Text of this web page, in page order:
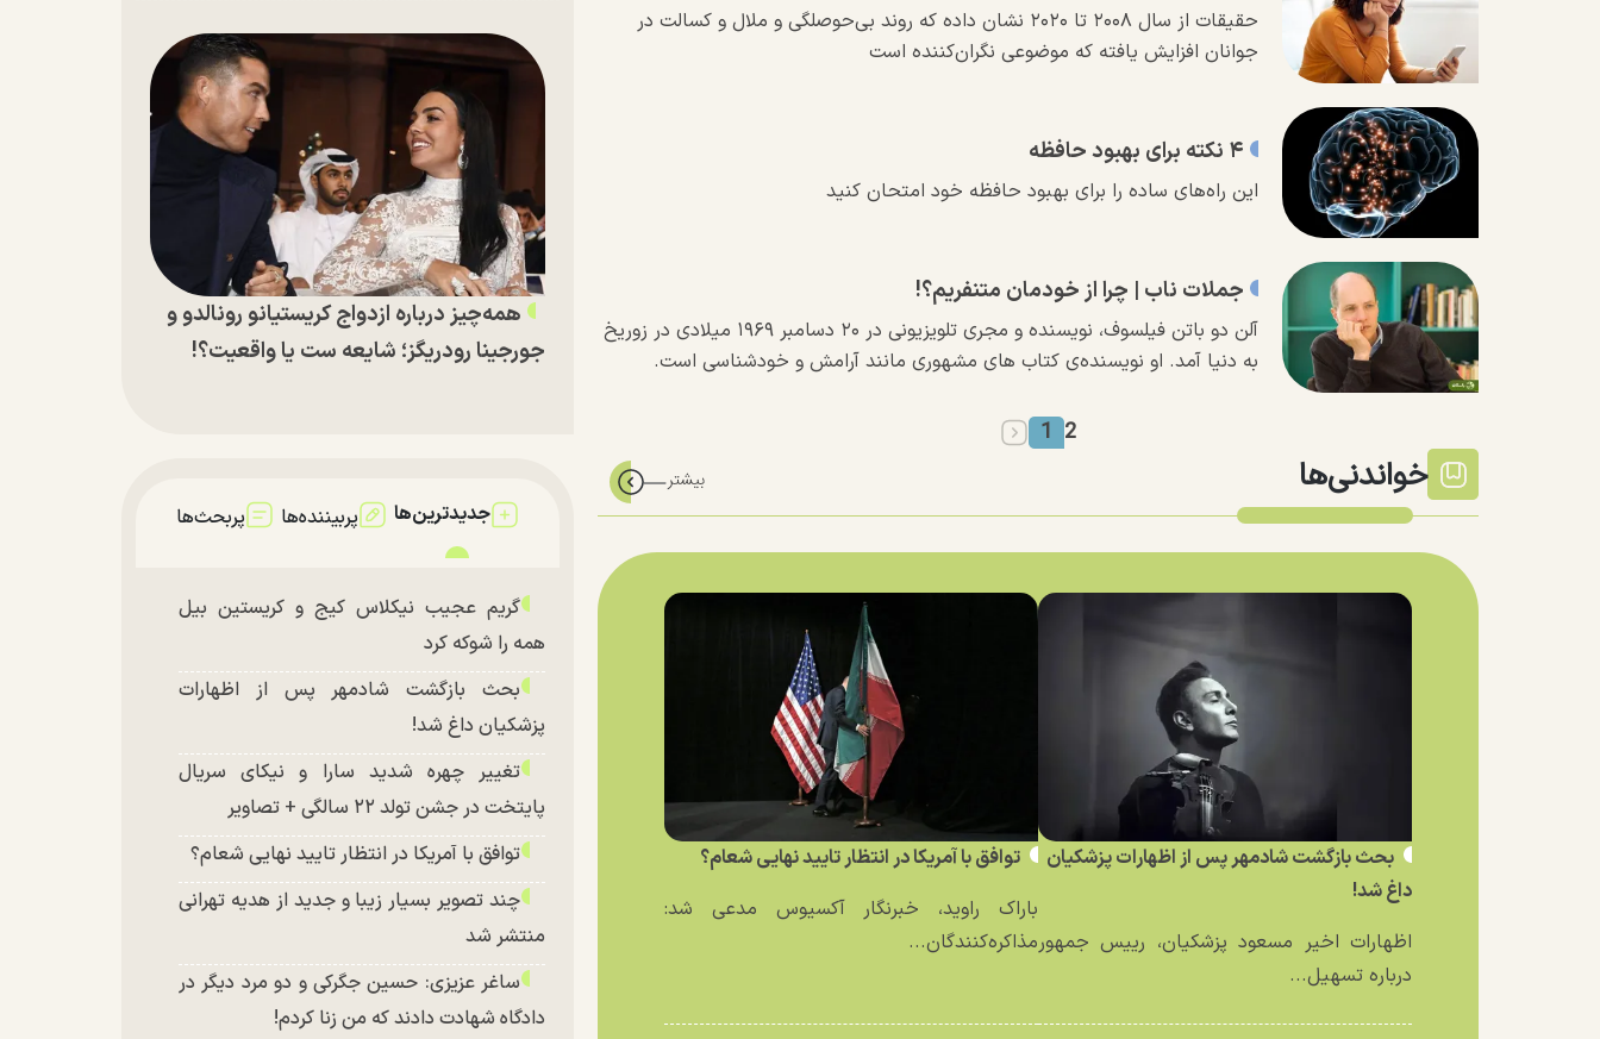
حقیقات از سال ۲۰۰۸ تا ۲۰۲۰ نشان داده که روند بی‌حوصلگی و ملال و کسالت در
جوانان افزایش یافته که موضوعی نگران‌کننده است
۴ نکته برای بهبود حافظه
این راه‌های ساده را برای بهبود حافظه خود امتحان کنید
جملات ناب | چرا از خودمان متنفریم؟!
آلن دو باتن فیلسوف، نویسنده و مجری تلویزیونی در ۲۰ دسامبر ۱۹۶۹ میلادی در زوریخ
به دنیا آمد. او نویسنده‌ی کتاب های مشهوری مانند آرامش و خودشناسی است.
1 2
خواندنی‌ها
بحث بازگشت شادمهر پس از اظهارات پزشکیان
داغ شد!
اظهارات اخیر مسعود پزشکیان، رییس جمهور
درباره تسهیل...
توافق با آمریکا در انتظار تایید نهایی شعام؟
باراک راوید، خبرنگار آکسیوس مدعی شد:
مذاکره‌کنندگان...
همه‌چیز درباره ازدواج کریستیانو رونالدو و
جورجینا رودریگز؛ شایعه ست یا واقعیت؟!
جدیدترین‌ها پربیننده‌ها پربحث‌ها
گریم عجیب نیکلاس کیج و کریستین بیل
همه را شوکه کرد
بحث بازگشت شادمهر پس از اظهارات
پزشکیان داغ شد!
تغییر چهره شدید سارا و نیکای سریال
پایتخت در جشن تولد ۲۲ سالگی + تصاویر
توافق با آمریکا در انتظار تایید نهایی شعام؟
چند تصویر بسیار زیبا و جدید از هدیه تهرانی
منتشر شد
ساغر عزیزی: حسین جگرکی و دو مرد دیگر در
دادگاه شهادت دادند که من زنا کردم!